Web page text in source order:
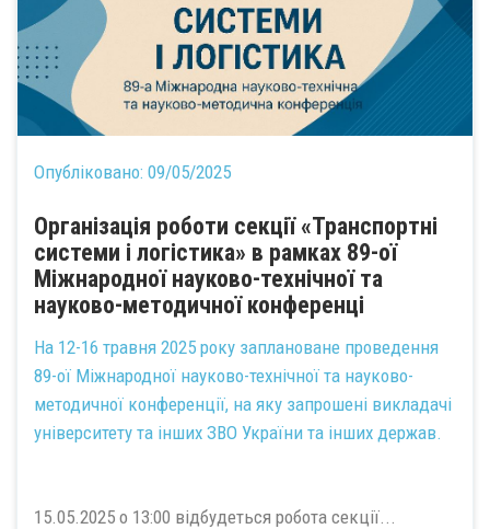
Опубліковано: 09/05/2025
Організація роботи секції «Транспортні
системи і логістика» в рамках 89-ої
Міжнародної науково-технічної та
науково-методичної конференці
На 12-16 травня 2025 року заплановане проведення
89-ої Міжнародної науково-технічної та науково-
методичної конференції, на яку запрошені викладачі
університету та інших ЗВО України та інших держав.
15.05.2025 о 13:00 відбудеться робота секції...